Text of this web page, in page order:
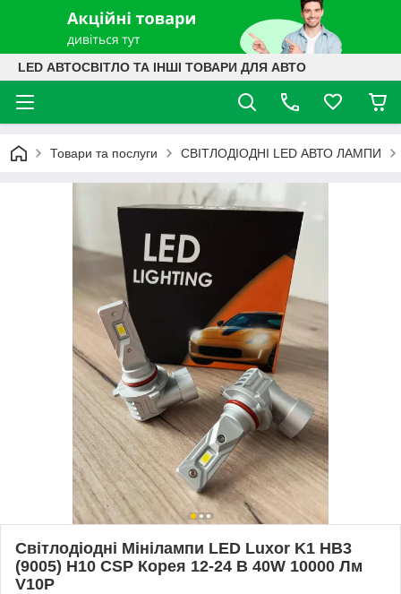
LED АВТОСВІТЛО ТА ІНШІ ТОВАРИ ДЛЯ АВТО
Товари та послуги СВІТЛОДІОДНІ LED АВТО ЛАМПИ
Світлодіодні Мінілампи LED Luxor K1 HB3
(9005) H10 CSP Корея 12-24 В 40W 10000 Лм
V10P